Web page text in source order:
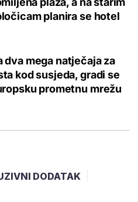
planira se hotel
dva mega natječaja za
kod susjeda, gradi se
prometnu mrežu
DODATAK